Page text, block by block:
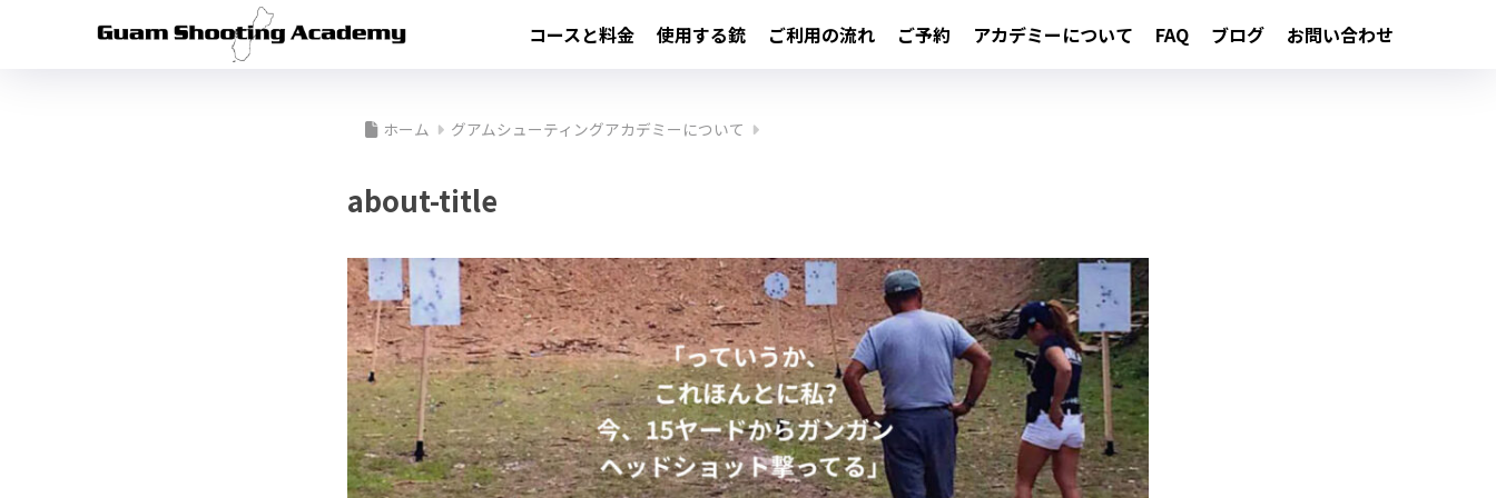
コースと料金 使用する銃 ご利用の流れ ご予約 アカデミーについて FAQ ブログ お問い合わせ
ホーム グアムシューティングアカデミーについて
about-title